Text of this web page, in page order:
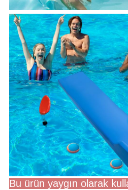
Bu ürün yaygın olarak